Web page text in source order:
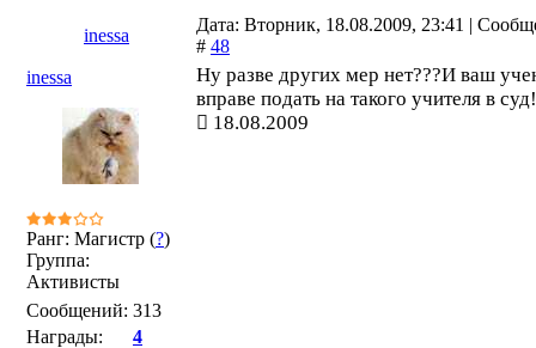
inessa
Дата: Вторник, 18.08.2009, 23:41 |
# 48
inessa
Ранг: Магистр (?)
Группа:
Активисты
Сообщений: 313
Награды:
4
Ну разве других мер нет???И ваш
вправе подать на такого учителя в суд!
18.08.2009